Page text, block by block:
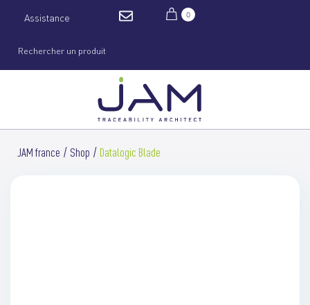
Assistance 0
JAM france Shop Datalogic Blade